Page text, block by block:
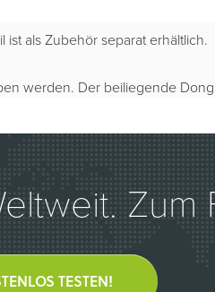
ist als Zubehör separat erhältlich.
werden. Der beiliegende
Zum
TESTEN!